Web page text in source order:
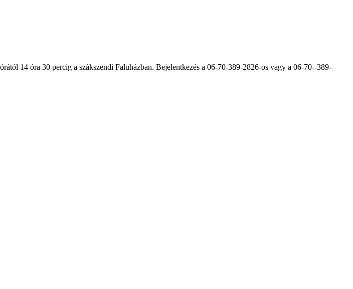
14 óra 30 percig a szákszendi Faluházban. Bejelentkezés a 06-70-389-2826-os vagy a 06-70--389-